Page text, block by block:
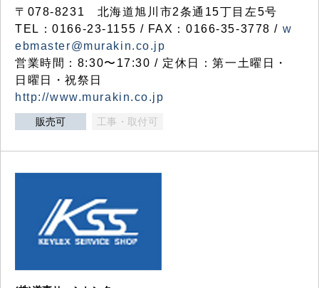
〒078-8231 北海道旭川市2条通15丁目左5号
TEL：0166-23-1155 / FAX：0166-35-3778 / w
ebmaster@murakin.co.jp
営業時間：8:30〜17:30 / 定休日：第一土曜日・
日曜日・祝祭日
http://www.murakin.co.jp
販売可 工事・取付可